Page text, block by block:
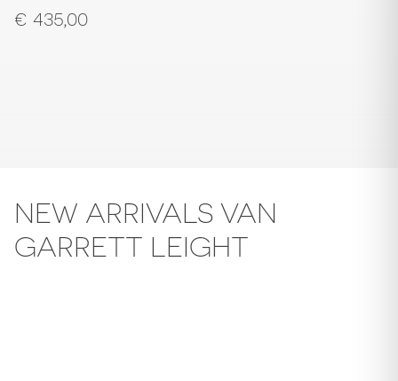
€ 435,00
NEW ARRIVALS VAN
GARRETT LEIGHT